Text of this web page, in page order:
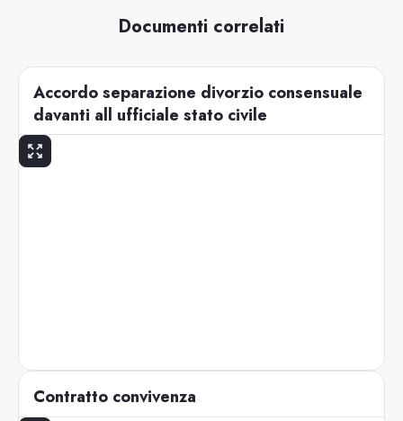
Documenti correlati
Accordo separazione divorzio consensuale
davanti all ufficiale stato civile
Contratto convivenza